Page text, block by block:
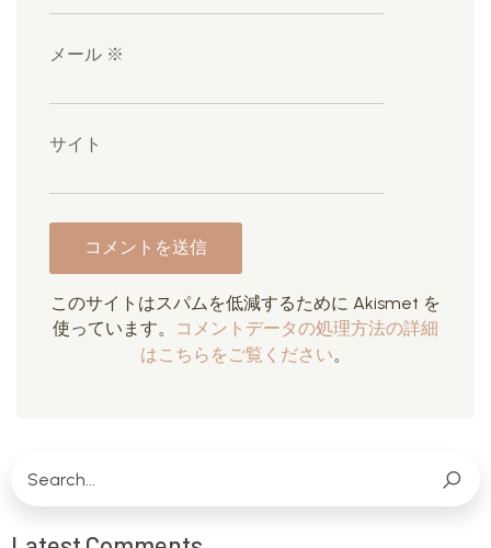
メール ※
サイト
このサイトはスパムを低減するために Akismet を
使っています。
コメントデータの処理方法の詳細
はこちらをご覧ください。